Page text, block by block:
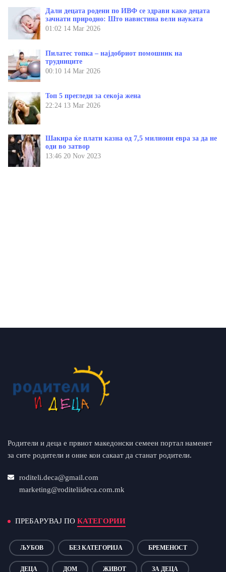
Дали децата родени по ИВФ се здрави како децата
зачнати природно: Што навистина вели науката
01:02 14 Mar 2026
Пилатес топка – најдобриот помошник на
трудниците
00:10 14 Mar 2026
Топ 5 прегледи за секоја жена
22:24 13 Mar 2026
Шакира ќе плати казна од 7,5 милиони евра за да не
оди во затвор
13:46 20 Nov 2023
Родители и деца е првиот македонски семеен портал наменет
за сите родители и оние кои сакаат да станат родители.
roditeli.deca@gmail.com
marketing@roditeliideca.com.mk
ПРЕБАРУВАЈ ПО КАТЕГОРИИ
ЉУБОВ БЕЗ КАТЕГОРИЈА БРЕМЕНОСТ
ДЕЦА ДОМ ЖИВОТ ЗА ДЕЦА